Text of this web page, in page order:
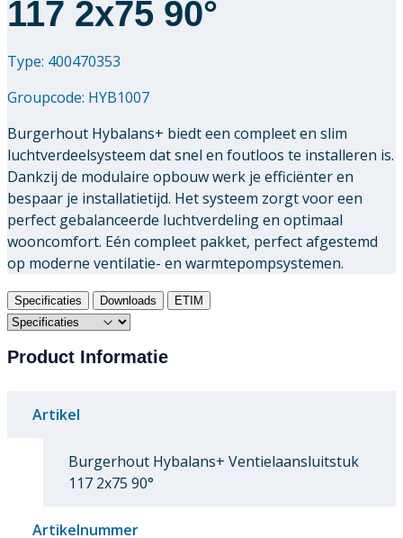
117 2x75 90°
Type: 400470353
Groupcode: HYB1007
Burgerhout Hybalans+ biedt een compleet en slim
luchtverdeelsysteem dat snel en foutloos te installeren is.
Dankzij de modulaire opbouw werk je efficiënter en
bespaar je installatietijd. Het systeem zorgt voor een
perfect gebalanceerde luchtverdeling en optimaal
wooncomfort. Eén compleet pakket, perfect afgestemd
op moderne ventilatie- en warmtepompsystemen.
Specificaties Downloads ETIM
Product Informatie
Artikel
Burgerhout Hybalans+ Ventielaansluitstuk
117 2x75 90°
Artikelnummer